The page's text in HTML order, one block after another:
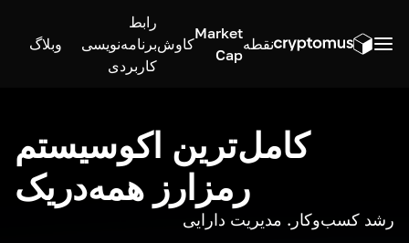
نقطه
Market
Cap
کاوش
رابط
برنامه‌نویسی
کاربردی
وبلاگ
کامل‌ترین اکوسیستم
رمزارز همه‌در‌یک
رشد کسب‌وکار. مدیریت دارایی